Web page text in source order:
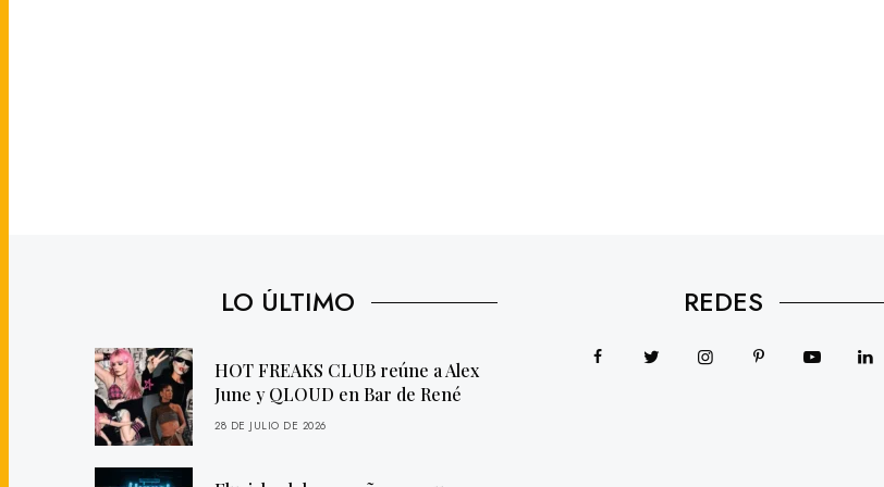
LO ÚLTIMO
HOT FREAKS CLUB reúne a Alex
June y QLOUD en Bar de René
28 DE JULIO DE 2026
REDES